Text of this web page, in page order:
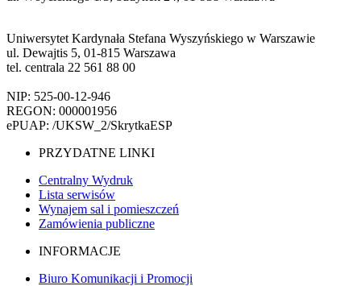
Uniwersytet Kardynała Stefana Wyszyńskiego w Warszawie
ul. Dewajtis 5, 01-815 Warszawa
tel. centrala 22 561 88 00
NIP: 525-00-12-946
REGON: 000001956
ePUAP: /UKSW_2/SkrytkaESP
PRZYDATNE LINKI
Centralny Wydruk
Lista serwisów
Wynajem sal i pomieszczeń
Zamówienia publiczne
INFORMACJE
Biuro Komunikacji i Promocji